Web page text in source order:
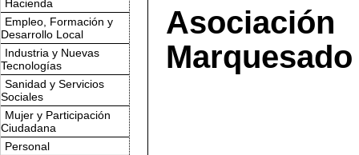
Hacienda
Empleo, Formación y
Desarrollo Local
Industria y Nuevas
Tecnologías
Sanidad y Servicios
Sociales
Mujer y Participación
Ciudadana
Personal